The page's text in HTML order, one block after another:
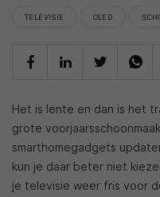
TELEVISIE OLED
Het is lente en dan is het
grote
smarthomegadgets
kun je daar beter niet
je televisie weer fris voor